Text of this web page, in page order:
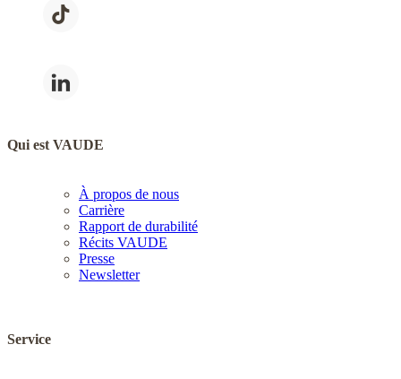
Qui est VAUDE
À propos de nous
Carrière
Rapport de durabilité
Récits VAUDE
Presse
Newsletter
Service